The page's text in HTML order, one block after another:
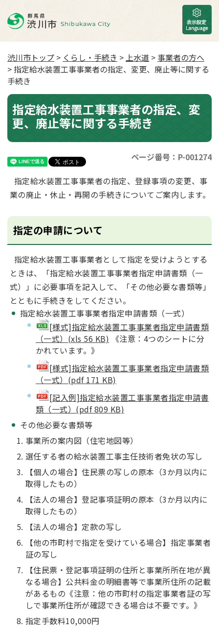
渋川市トップ > くらし・手続き >上水道 > 事業者の方へ
> 指定給水装置工事事業者の指定、変更、廃止等に関する
手続き
指定給水装置工事事業者の指定、変
更、廃止等に関する手続き
ページ番号：P-001274
指定給水装置工事事業者の指定、登録事項の変更、事
業の廃止・休止・再開の手続きについてご案内します。
指定の申請について
指定給水装置工事事業者として指定を受けようとする
ときは、「指定給水装置工事事業者指定申請書類（一
式）」に必要事項を記入して、「その他必要な書類等」
とともに手続きをしてください。
指定給水装置工事事業者指定申請書類（一式）
[様式]指定給水装置工事事業者指定申請書類
（一式）(xls 56 KB) 《注意：4つのシートに分
かれています。》
[様式]指定給水装置工事事業者指定申請書類
（一式）(pdf 171 KB)
[記入例]指定給水装置工事事業者指定申請書
類（一式）(pdf 809 KB)
その他必要な書類等
事業所の案内図（住宅地図等）
選任する者の給水装置工事主任技術者免状の写し
【個人の場合】住民票の写しの原本（3か月以内に
取得したもの）
【法人の場合】登記事項証明の原本（3か月以内に
取得したもの）
【法人の場合】定款の写し
【他の市町村で指定を受けている場合】指定事業者
証の写し
【住民票・登記事項証明の住所と事業所所在地が異
なる場合】公共料金の明細書等で事業所住所の記載
があるもの《注意：他の市町村の指定事業者証の写
しで事業所住所が確認できる場合は不要です。》
指定手数料10,000円